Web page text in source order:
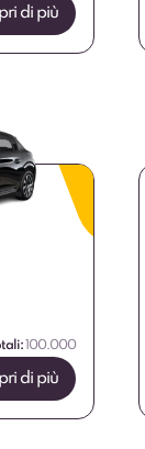
di più
100.000
di più